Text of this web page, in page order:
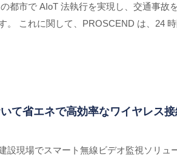
都市で AIoT 法執行を実現し、交通事
これに関して、PROSCEND は、24
て省エネで高効率なワイヤレス接
設現場でスマート無線ビデオ監視ソリ